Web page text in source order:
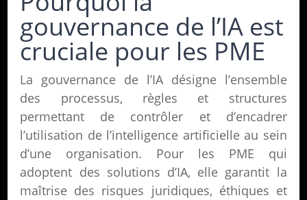
gouvernance de l’IA est
cruciale pour les PME
La gouvernance de l’IA désigne l’ensemble
des processus, règles et structures
permettant de contrôler et d’encadrer
l’utilisation de l’intelligence artificielle au sein
d’une organisation. Pour les PME qui
adoptent des solutions d’IA, elle garantit la
maîtrise des risques juridiques, éthiques et